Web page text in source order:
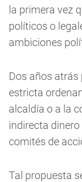
la primera vez
políticos o
ambiciones
Dos años atrás
estricta
alcaldía o a la
indirecta
comités de
Tal propuesta